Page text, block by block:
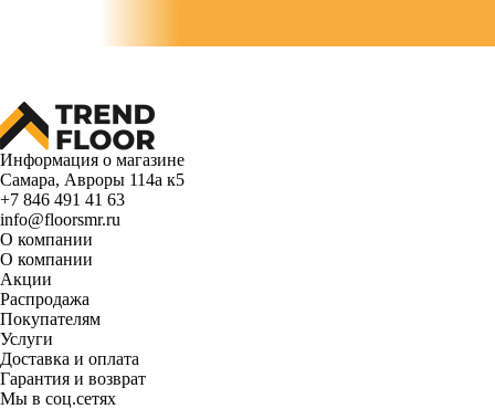
Информация о магазине
Самара, Авроры 114а к5
+7 846 491 41 63
info@floorsmr.ru
О компании
О компании
Акции
Распродажа
Покупателям
Услуги
Доставка и оплата
Гарантия и возврат
Мы в соц.сетях